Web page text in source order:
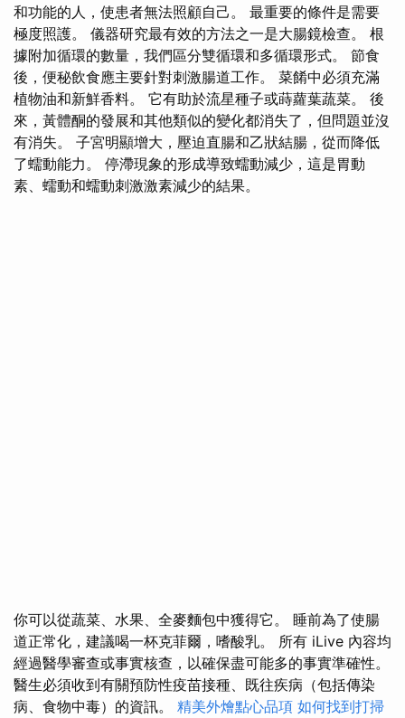
和功能的人，使患者無法照顧自己。 最重要的條件是需要
極度照護。 儀器研究最有效的方法之一是大腸鏡檢查。 根
據附加循環的數量，我們區分雙循環和多循環形式。 節食
後，便秘飲食應主要針對刺激腸道工作。 菜餚中必須充滿
植物油和新鮮香料。 它有助於流星種子或蒔蘿葉蔬菜。 後
來，黃體酮的發展和其他類似的變化都消失了，但問題並沒
有消失。 子宮明顯增大，壓迫直腸和乙狀結腸，從而降低
了蠕動能力。 停滯現象的形成導致蠕動減少，這是胃動
素、蠕動和蠕動刺激激素減少的結果。
你可以從蔬菜、水果、全麥麵包中獲得它。 睡前為了使腸
道正常化，建議喝一杯克菲爾，嗜酸乳。 所有 iLive 內容均
經過醫學審查或事實核查，以確保盡可能多的事實準確性。
醫生必須收到有關預防性疫苗接種、既往疾病（包括傳染
病、食物中毒）的資訊。 精美外燴點心品項 如何找到打掃